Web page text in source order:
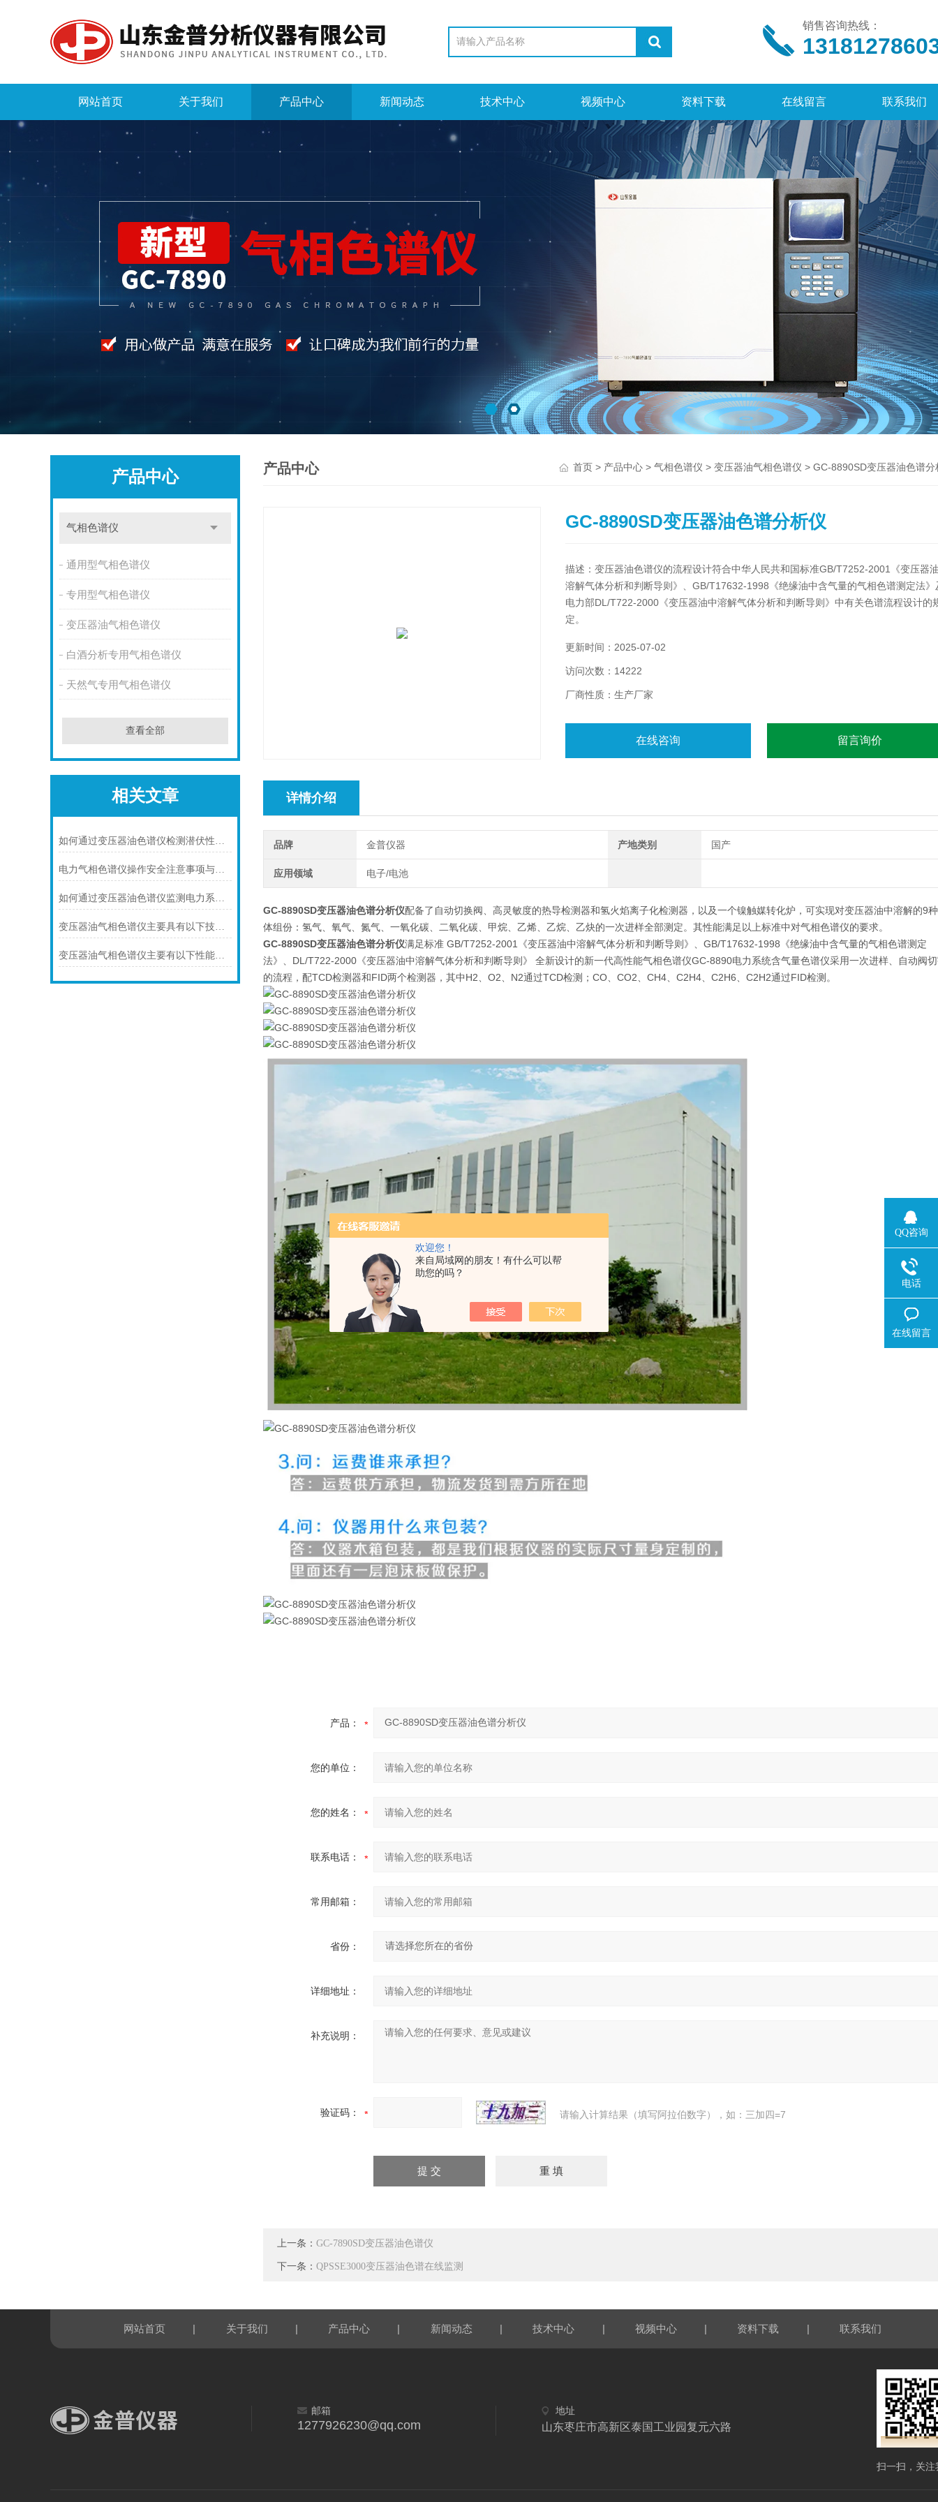
欢迎您！
来自局域网的朋友！有什么可以帮
助您的吗？
销售咨询热线：
网站首页 关于我们 产品中心 新闻动态 技术中心 视频中心 资料下载 在线留言 联系我们
产品中心
气相色谱仪
通用型气相色谱仪
专用型气相色谱仪
变压器油气相色谱仪
白酒分析专用气相色谱仪
天然气专用气相色谱仪
查看全部
相关文章
如何通过变压器油色谱仪检测潜伏性故障？
电力气相色谱仪操作安全注意事项与防护措施
如何通过变压器油色谱仪监测电力系统的健康状态
变压器油气相色谱仪主要具有以下技术特点
变压器油气相色谱仪主要有以下性能特点
产品中心 首页 > 产品中心 > 气相色谱仪 > 变压器油气相色谱仪 > GC-8890SD变压器油色谱分
GC-8890SD变压器油色谱分析仪
描述：变压器油色谱仪的流程设计符合中华人民共和国标准GB/T7252-2001《变压器
溶解气体分析和判断导则》、GB/T17632-1998《绝缘油中含气量的气相色谱测定法》
电力部DL/T722-2000《变压器油中溶解气体分析和判断导则》中有关色谱流程设计的
定。
更新时间：2025-07-02
访问次数：14222
厂商性质：生产厂家
在线咨询 留言询价
详情介绍
品牌 金普仪器 产地类别 国产
应用领域 电子/电池
GC-8890SD变压器油色谱分析仪配备了自动切换阀、高灵敏度的热导检测器和氢火焰离子化检测器，以及一个镍触媒转化炉，可实现对变压器油中溶解的9
体组份：氢气、氧气、氮气、一氧化碳、二氧化碳、甲烷、乙烯、乙烷、乙炔的一次进样全部测定。其性能满足以上标准中对气相色谱仪的要求。
GC-8890SD变压器油色谱分析仪满足标准 GB/T7252-2001《变压器油中溶解气体分析和判断导则》、GB/T17632-1998《绝缘油中含气量的气相色谱测定
法》、DL/T722-2000《变压器油中溶解气体分析和判断导则》 全新设计的新一代高性能气相色谱仪GC-8890电力系统含气量色谱仪采用一次进样、自动阀
的流程，配TCD检测器和FID两个检测器，其中H2、O2、N2通过TCD检测；CO、CO2、CH4、C2H4、C2H6、C2H2通过FID检测。
产品：
您的单位：
您的姓名：
联系电话：
常用邮箱：
省份：
详细地址：
补充说明：
验证码： 请输入计算结果（填写阿拉伯数字），如：三加四=7
上一条： GC-7890SD变压器油色谱仪
下一条： QPSSE3000变压器油色谱在线监测
网站首页 | 关于我们 | 产品中心 | 新闻动态 | 技术中心 | 视频中心 | 资料下载 | 联系我们
邮箱
1277926230@qq.com
地址
山东枣庄市高新区泰国工业园复元六路
扫一扫，关注
QQ咨询
电话
在线留言